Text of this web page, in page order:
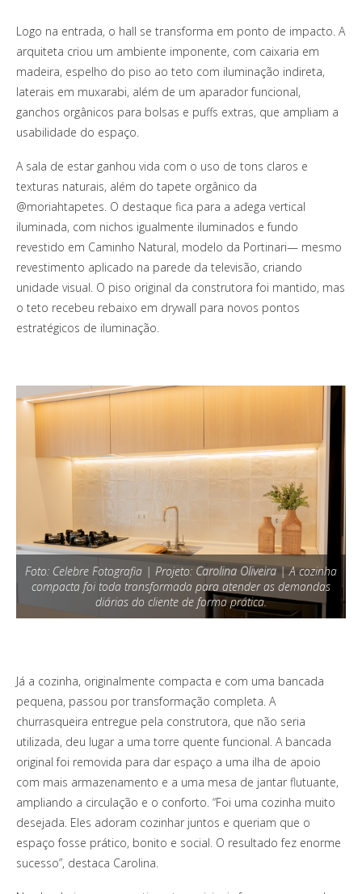
Logo na entrada, o hall se transforma em ponto de impacto. A
arquiteta criou um ambiente imponente, com caixaria em
madeira, espelho do piso ao teto com iluminação indireta,
laterais em muxarabi, além de um aparador funcional,
ganchos orgânicos para bolsas e puffs extras, que ampliam a
usabilidade do espaço.
A sala de estar ganhou vida com o uso de tons claros e
texturas naturais, além do tapete orgânico da
@moriahtapetes. O destaque fica para a adega vertical
iluminada, com nichos igualmente iluminados e fundo
revestido em Caminho Natural, modelo da Portinari— mesmo
revestimento aplicado na parede da televisão, criando
unidade visual. O piso original da construtora foi mantido, mas
o teto recebeu rebaixo em drywall para novos pontos
estratégicos de iluminação.
Foto: Celebre Fotografia | Projeto: Carolina Oliveira| A cozinha
compacta foi toda transformada para atender as demandas
diárias do cliente de forma prática.
Já a cozinha, originalmente compacta e com uma bancada
pequena, passou por transformação completa. A
churrasqueira entregue pela construtora, que não seria
utilizada, deu lugar a uma torre quente funcional. A bancada
original foi removida para dar espaço a uma ilha de apoio
com mais armazenamento e a uma mesa de jantar flutuante,
ampliando a circulação e o conforto. “Foi uma cozinha muito
desejada. Eles adoram cozinhar juntos e queriam que o
espaço fosse prático, bonito e social. O resultado fez enorme
sucesso”, destaca Carolina.